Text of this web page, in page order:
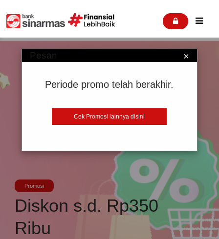
 
Promosi
Diskon s.d. Rp350
Ribu
×
Pesan
Periode promo telah berakhir.
Cek Promosi lainnya disini